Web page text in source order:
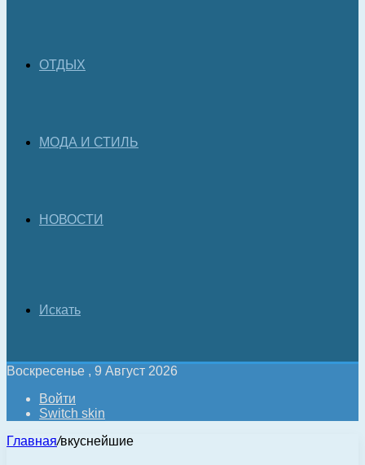
ОТДЫХ
МОДА И СТИЛЬ
НОВОСТИ
Искать
Воскресенье , 9 Август 2026
Войти
Switch skin
Главная/вкуснейшие